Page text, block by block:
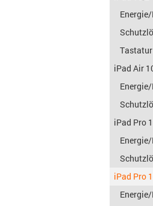
Tastatur
iPad Air
iPad Pro
iPad Pro